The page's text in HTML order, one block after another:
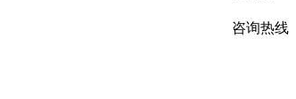
咨询热线